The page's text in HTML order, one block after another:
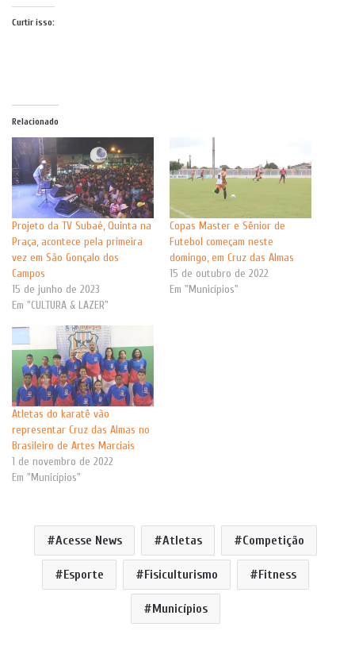
Curtir isso:
Relacionado
Projeto da TV Subaé, Quinta na
Praça, acontece pela primeira
vez em São Gonçalo dos
Campos
15 de junho de 2023
Em "CULTURA & LAZER"
Copas Master e Sênior de
Futebol começam neste
domingo, em Cruz das Almas
15 de outubro de 2022
Em "Municípios"
Atletas do karatê vão
representar Cruz das Almas no
Brasileiro de Artes Marciais
1 de novembro de 2022
Em "Municípios"
Acesse News Atletas Competição
Esporte Fisiculturismo Fitness
Municípios